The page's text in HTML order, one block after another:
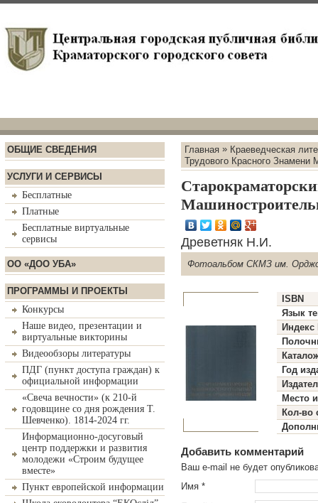
ОБЩИЕ СВЕДЕНИЯ
УСЛУГИ И СЕРВИСЫ
Бесплатные
Платные
Бесплатные виртуальные
сервисы
ОО «ДОО УБА»
ПРОГРАММЫ И ПРОЕКТЫ
Конкурсы
Наше видео, презентации и
виртуальные викторины
Видеообзоры литературы
ПДГ (пункт доступа граждан) к
официальной информации
«Свеча вечности» (к 210-й
годовщине со дня рождения Т.
Шевченко). 1814-2024 гг.
Информационно-досуговый
центр поддержки и развития
молодежи «Строим будущее
вместе»
Пункт европейской информации
Главная » Краеведческая
Трудового Красного
Древетняк Н.И.
Фотоальбом СКМЗ им.
ISBN
Язык
Год
Место
Кол-во
Добавить комментарий
Ваш e-mail не будет
Имя *